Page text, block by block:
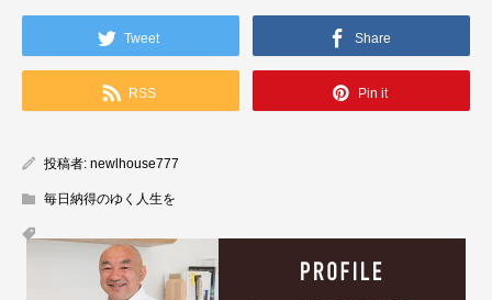
Tweet Share
RSS Pin it
投稿者: newlhouse777
毎日納得のゆく人生を